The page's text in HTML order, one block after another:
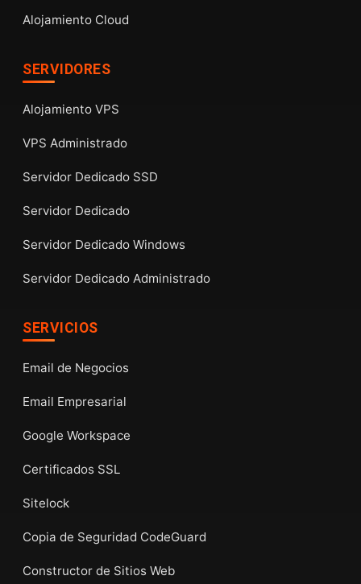
Alojamiento Cloud
SERVIDORES
Alojamiento VPS
VPS Administrado
Servidor Dedicado SSD
Servidor Dedicado
Servidor Dedicado Windows
Servidor Dedicado Administrado
SERVICIOS
Email de Negocios
Email Empresarial
Google Workspace
Certificados SSL
Sitelock
Copia de Seguridad CodeGuard
Constructor de Sitios Web